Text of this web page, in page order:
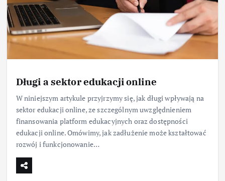
Długi a sektor edukacji online
W niniejszym artykule przyjrzymy się, jak długi wpływają na
sektor edukacji online, ze szczególnym uwzględnieniem
finansowania platform edukacyjnych oraz dostępności
edukacji online. Omówimy, jak zadłużenie może kształtować
rozwój i funkcjonowanie…